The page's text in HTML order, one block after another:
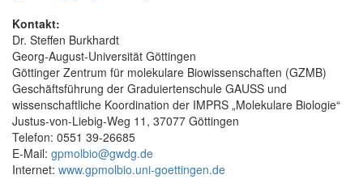
Kontakt:
Dr. Steffen Burkhardt
Georg-August-Universität Göttingen
Göttinger Zentrum für molekulare Biowissenschaften (GZMB)
Geschäftsführung der Graduiertenschule GAUSS und
wissenschaftliche Koordination der IMPRS „Molekulare Biologie“
Justus-von-Liebig-Weg 11, 37077 Göttingen
Telefon: 0551 39-26685
E-Mail: gpmolbio@gwdg.de
Internet: www.gpmolbio.uni-goettingen.de